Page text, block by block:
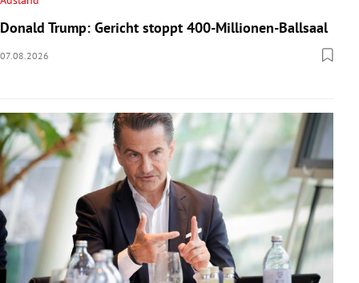
Donald Trump: Gericht stoppt 400-Millionen-Ballsaal
07.08.2026